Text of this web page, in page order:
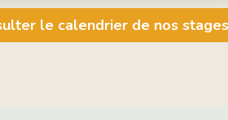
le calendrier de nos stages